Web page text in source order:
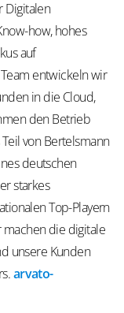
Digitalen
how, hohes
auf
entwickeln wir
in die Cloud,
den Betrieb
von Bertelsmann
deutschen
starkes
Top-Playern
machen die digitale
unsere Kunden
.arvato-